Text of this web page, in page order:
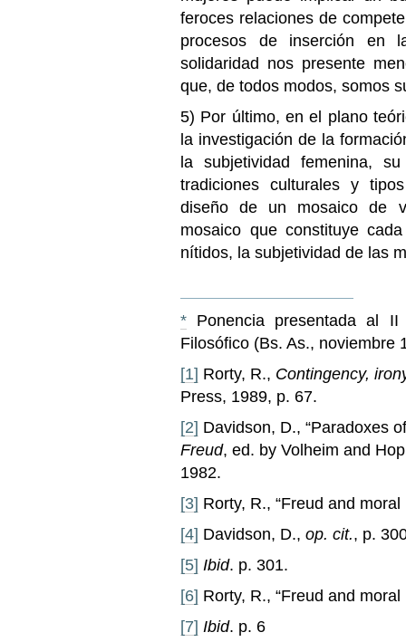
feroces relaciones de
procesos de inserción en
solidaridad nos presente
que, de todos modos, somos
5) Por último, en el plano
la investigación de la
la subjetividad femenina,
tradiciones culturales y
diseño de un mosaico de
mosaico que constituye
nítidos, la subjetividad de las
* Ponencia presentada al II
Filosófico (Bs. As., noviembre
[1] Rorty, R., Contingency,
Press, 1989, p. 67.
[2] Davidson, D., “Paradoxes
Freud, ed. by Volheim and
1982.
[3] Rorty, R., “Freud and
[4] Davidson, D.,op. cit., p.
[5] Ibid. p. 301.
[6] Rorty, R., “Freud and
[7] Ibid. p. 6